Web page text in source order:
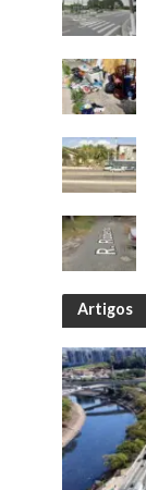
Artigos